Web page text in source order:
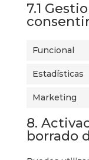
7.1
Funcional
Estadísticas
Marketing
8.
borrado